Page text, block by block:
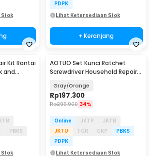
Stok
PDPK
Lihat Ketersediaan Stok
+ Keranjang
Kit Rantai
and
PBKS
Stok
AOTUO Set Kunci Ratchet
Screwdriver Household Repair
Gray/Orange
Rp197.300
Rp296.900 34%
Online JKTP
JKTB
JKTU
TGR CKP
PBKS
PDPK
Lihat Ketersediaan Stok